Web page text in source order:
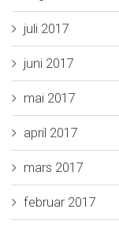
juli 2017
juni 2017
mai 2017
april 2017
mars 2017
februar 2017